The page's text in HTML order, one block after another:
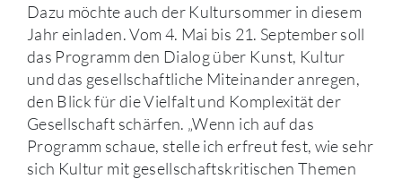
Dazu möchte auch der Kultursommer in diesem
Jahr einladen. Vom 4. Mai bis 21. September soll
das Programm den Dialog über Kunst, Kultur
und das gesellschaftliche Miteinander anregen,
den Blick für die Vielfalt und Komplexität der
Gesellschaft schärfen. „Wenn ich auf das
Programm schaue, stelle ich erfreut fest, wie sehr
sich Kultur mit gesellschaftskritischen Themen